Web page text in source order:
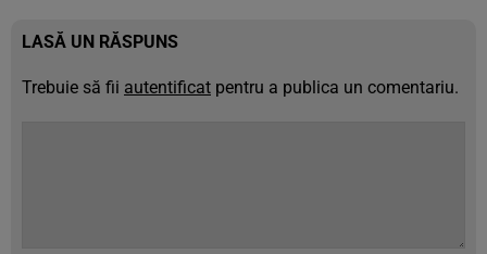
LASĂ UN RĂSPUNS
Trebuie să fii autentificat pentru a publica un comentariu.